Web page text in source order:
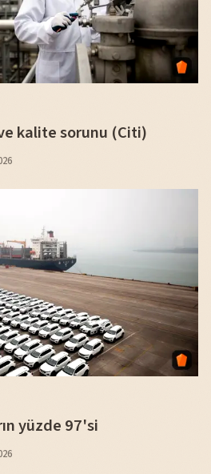
kalite sorunu (Citi)
yüzde 97'si